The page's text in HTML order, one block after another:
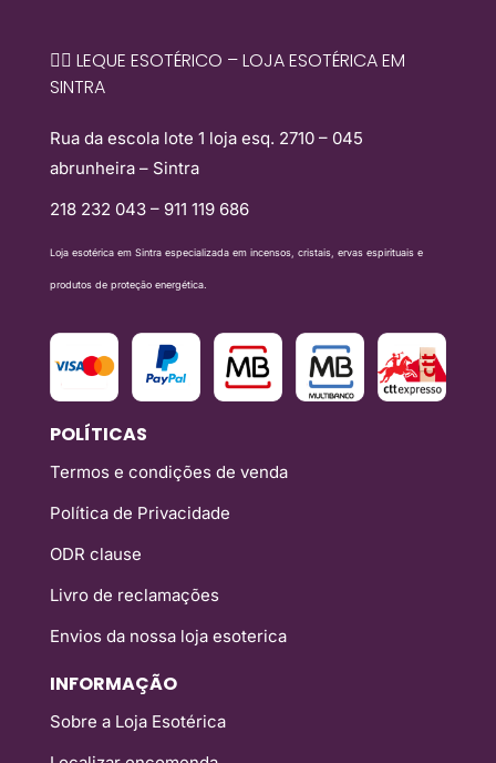
🧙‍♀️ LEQUE ESOTÉRICO – LOJA ESOTÉRICA EM
SINTRA
Rua da escola lote 1 loja esq. 2710 – 045
abrunheira – Sintra
218 232 043 – 911 119 686
Loja esotérica em Sintra especializada em incensos, cristais, ervas espirituais e
produtos de proteção energética.
POLÍTICAS
Termos e condições de venda
Política de Privacidade
ODR clause
Livro de reclamações
Envios da nossa loja esoterica
INFORMAÇÃO
Sobre a Loja Esotérica